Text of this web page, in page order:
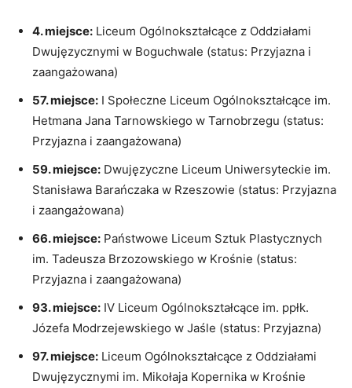
4. miejsce: Liceum Ogólnokształcące z Oddziałami
Dwujęzycznymi w Boguchwale (status: Przyjazna i
zaangażowana)
57. miejsce: I Społeczne Liceum Ogólnokształcące im.
Hetmana Jana Tarnowskiego w Tarnobrzegu (status:
Przyjazna i zaangażowana)
59. miejsce: Dwujęzyczne Liceum Uniwersyteckie im.
Stanisława Barańczaka w Rzeszowie (status: Przyjazna
i zaangażowana)
66. miejsce: Państwowe Liceum Sztuk Plastycznych
im. Tadeusza Brzozowskiego w Krośnie (status:
Przyjazna i zaangażowana)
93. miejsce: IV Liceum Ogólnokształcące im. ppłk.
Józefa Modrzejewskiego w Jaśle (status: Przyjazna)
97. miejsce: Liceum Ogólnokształcące z Oddziałami
Dwujęzycznymi im. Mikołaja Kopernika w Krośnie